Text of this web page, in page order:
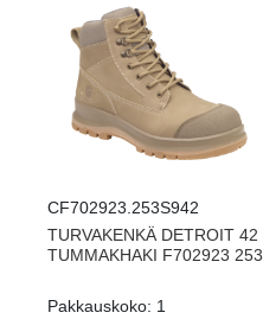
CF702923.253S942
TURVAKENKÄ DETROIT 42
TUMMAKHAKI F702923 253
Pakkauskoko: 1